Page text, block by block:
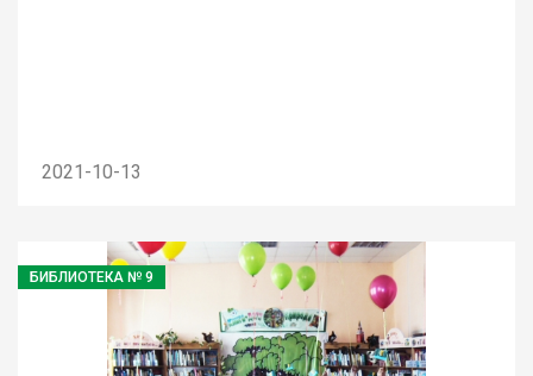
2021-10-13
БИБЛИОТЕКА № 9